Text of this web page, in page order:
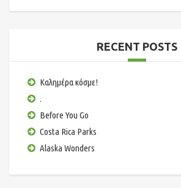
RECENT POSTS
Καλημέρα κόσμε!
.
Before You Go
Costa Rica Parks
Alaska Wonders